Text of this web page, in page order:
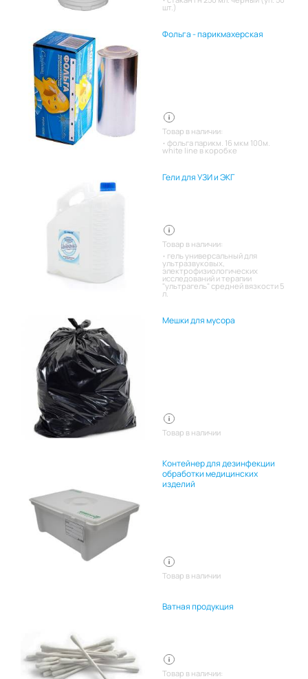
шт.)
Фольга - парикмахерская
Товар в наличии:
фольга парикм. 16 мкм 100м.
white line в коробке
Гели для УЗИ и ЭКГ
Товар в наличии:
гель универсальный для
ультразвуковых,
электрофизиологических
исследований и терапии
"ультрагель" средней вязкости 5
л.
Мешки для мусора
Товар в наличии
Контейнер для дезинфекции
обработки медицинских
изделий
Товар в наличии
Ватная продукция
Товар в наличии: